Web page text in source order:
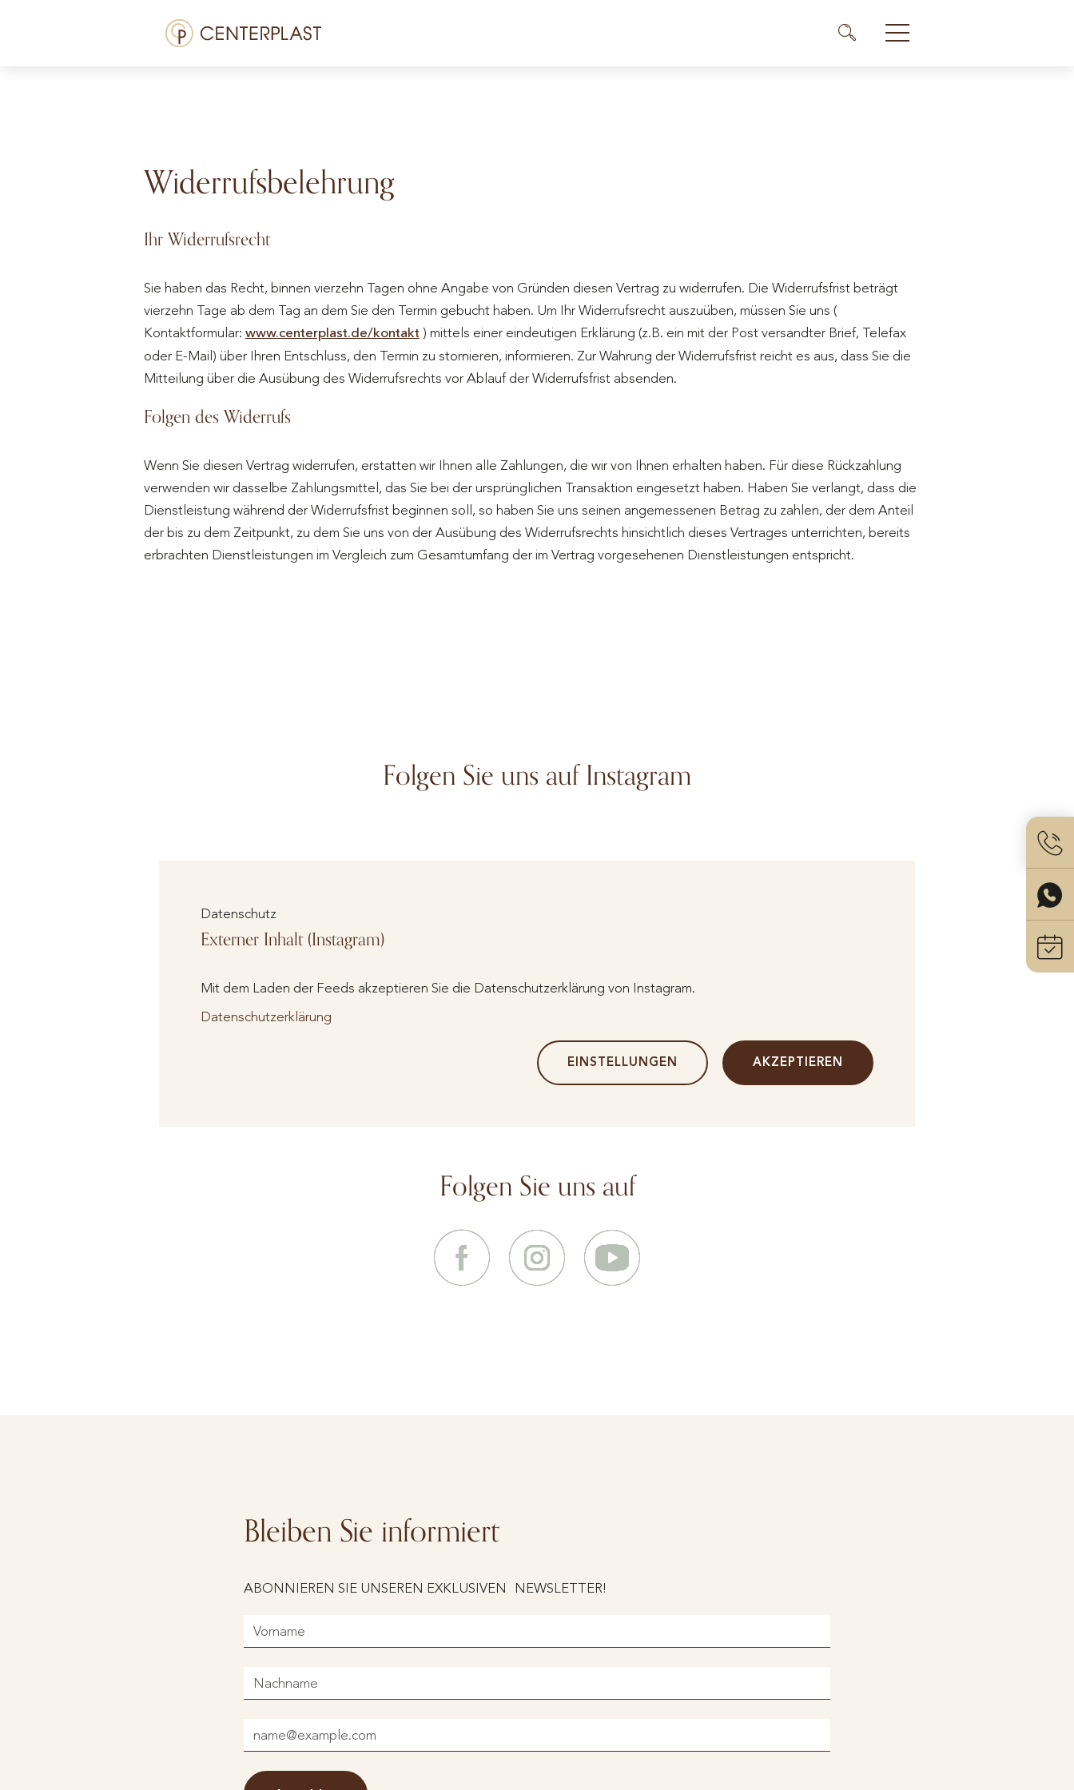
Menü Icon
Widerrufsbelehrung
Ihr Widerrufsrecht
Sie haben das Recht, binnen vierzehn Tagen ohne Angabe von Gründen diesen Vertrag zu widerrufen. Die Widerrufsfrist beträgt
vierzehn Tage ab dem Tag an dem Sie den Termin gebucht haben. Um Ihr Widerrufsrecht auszuüben, müssen Sie uns (
Kontaktformular: www.centerplast.de/kontakt ) mittels einer eindeutigen Erklärung (z.B. ein mit der Post versandter Brief, Telefax
oder E-Mail) über Ihren Entschluss, den Termin zu stornieren, informieren. Zur Wahrung der Widerrufsfrist reicht es aus, dass Sie die
Mitteilung über die Ausübung des Widerrufsrechts vor Ablauf der Widerrufsfrist absenden.
Folgen des Widerrufs
Wenn Sie diesen Vertrag widerrufen, erstatten wir Ihnen alle Zahlungen, die wir von Ihnen erhalten haben. Für diese Rückzahlung
verwenden wir dasselbe Zahlungsmittel, das Sie bei der ursprünglichen Transaktion eingesetzt haben. Haben Sie verlangt, dass die
Dienstleistung während der Widerrufsfrist beginnen soll, so haben Sie uns seinen angemessenen Betrag zu zahlen, der dem Anteil
der bis zu dem Zeitpunkt, zu dem Sie uns von der Ausübung des Widerrufsrechts hinsichtlich dieses Vertrages unterrichten, bereits
erbrachten Dienstleistungen im Vergleich zum Gesamtumfang der im Vertrag vorgesehenen Dienstleistungen entspricht.
Folgen Sie uns auf Instagram
Datenschutz
Externer Inhalt (Instagram)
Mit dem Laden der Feeds akzeptieren Sie die Datenschutzerklärung von Instagram.
Datenschutzerklärung
EINSTELLUNGEN AKZEPTIEREN
Folgen Sie uns auf
Bleiben Sie informiert
ABONNIEREN SIE UNSEREN EXKLUSIVEN NEWSLETTER!